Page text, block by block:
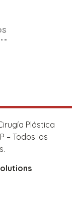
Plástica
– Todos los